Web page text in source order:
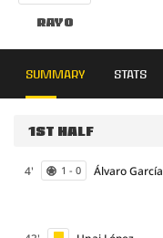
Rayo
SUMMARY STATS
1ST HALF
4' 1 - 0 Álvaro García